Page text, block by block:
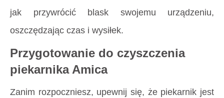
jak przywrócić blask swojemu urządzeniu,
oszczędzając czas i wysiłek.
Przygotowanie do czyszczenia
piekarnika Amica
Zanim rozpoczniesz, upewnij się, że piekarnik jest